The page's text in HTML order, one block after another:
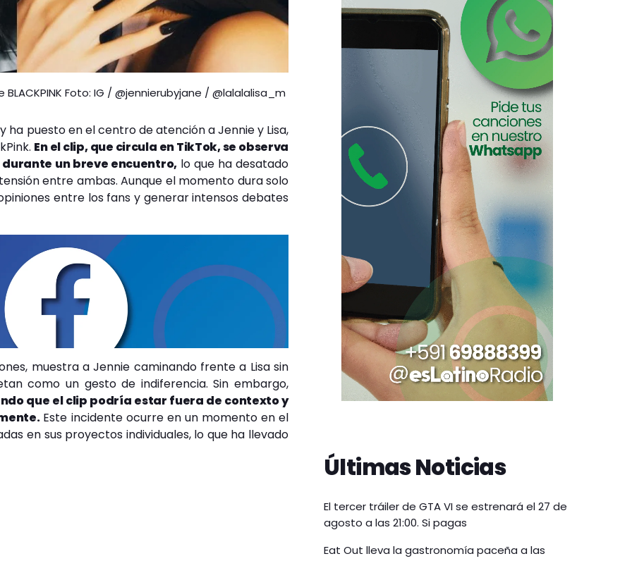
Foto: IG / @jennierubyjane / @lalalalisa_m
ha puesto en el centro de atención a Jennie y Lisa,
En el clip, que circula en TikTok, se observa
un breve encuentro,lo que ha desatado
entre ambas. Aunque el momento dura solo
entre los fans y generar intensos debates
muestra a Jennie caminando frente a Lisa sin
como un gesto de indiferencia. Sin embargo,
que el clip podría estar fuera de contexto y
Este incidente ocurre en un momento en el
en sus proyectos individuales, lo que ha llevado
Últimas Noticias
El tercer tráiler de GTA VI se estrenará el 27 de
agosto a las 21:00. Si pagas
Eat Out lleva la gastronomía paceña a las